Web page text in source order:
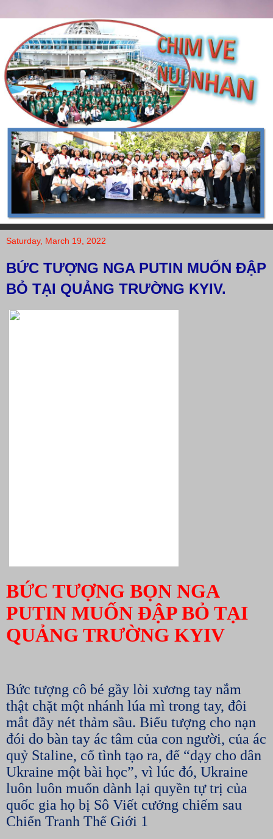
Saturday, March 19, 2022
BỨC TƯỢNG NGA PUTIN MUỐN ĐẬP
BỎ TẠI QUẢNG TRƯỜNG KYIV.
BỨC TƯỢNG BỌN NGA
PUTIN MUỐN ĐẬP BỎ TẠI
QUẢNG TRƯỜNG KYIV
Bức tượng cô bé gầy lòi xương tay nắm
thật chặt một nhánh lúa mì trong tay, đôi
mắt đầy nét thảm sầu. Biểu tượng cho nạn
đói do bàn tay ác tâm của con người, của ác
quỷ Staline, cố tình tạo ra, để “dạy cho dân
Ukraine một bài học”, vì lúc đó, Ukraine
luôn luôn muốn dành lại quyền tự trị của
quốc gia họ bị Sô Viết cưởng chiếm sau
Chiến Tranh Thế Giới 1